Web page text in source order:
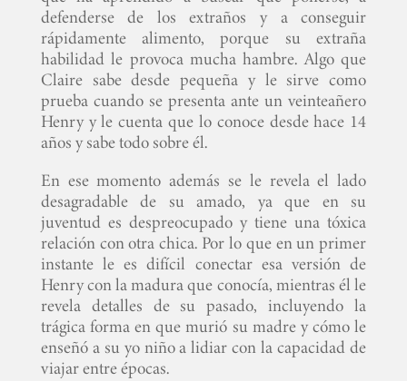
defenderse de los extraños y a conseguir
rápidamente alimento, porque su extraña
habilidad le provoca mucha hambre. Algo que
Claire sabe desde pequeña y le sirve como
prueba cuando se presenta ante un veinteañero
Henry y le cuenta que lo conoce desde hace 14
años y sabe todo sobre él.
En ese momento además se le revela el lado
desagradable de su amado, ya que en su
juventud es despreocupado y tiene una tóxica
relación con otra chica. Por lo que en un primer
instante le es difícil conectar esa versión de
Henry con la madura que conocía, mientras él le
revela detalles de su pasado, incluyendo la
trágica forma en que murió su madre y cómo le
enseñó a su yo niño a lidiar con la capacidad de
viajar entre épocas.